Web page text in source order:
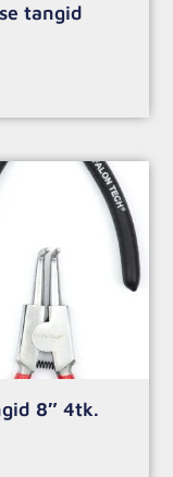
tangid
8″ 4tk.